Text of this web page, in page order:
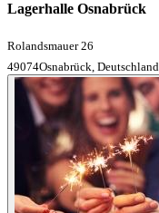
Lagerhalle Osnabrück
Rolandsmauer 26
49074Osnabrück, Deutschland